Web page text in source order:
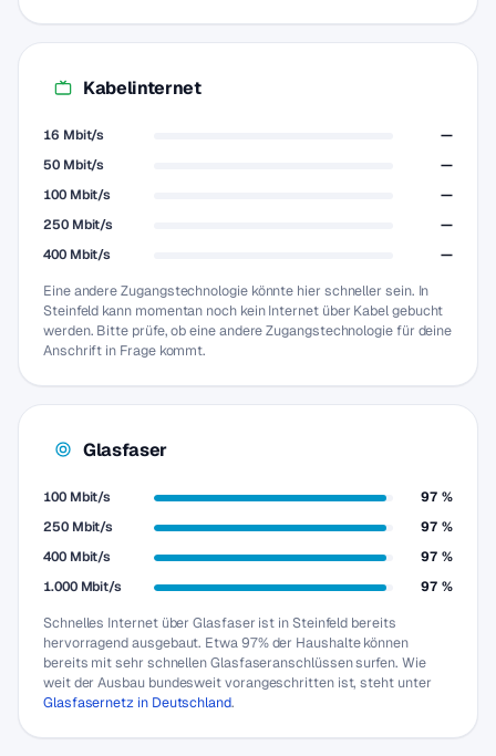
Kabelinternet
16 Mbit/s
—
50 Mbit/s
—
100 Mbit/s
—
250 Mbit/s
—
400 Mbit/s
—
Eine andere Zugangstechnologie könnte hier schneller sein. In
Steinfeld kann momentan noch kein Internet über Kabel gebucht
werden. Bitte prüfe, ob eine andere Zugangstechnologie für deine
Anschrift in Frage kommt.
Glasfaser
100 Mbit/s
97 %
250 Mbit/s
97 %
400 Mbit/s
97 %
1.000 Mbit/s
97 %
Schnelles Internet über Glasfaser ist in Steinfeld bereits
hervorragend ausgebaut. Etwa 97% der Haushalte können
bereits mit sehr schnellen Glasfaseranschlüssen surfen. Wie
weit der Ausbau bundesweit vorangeschritten ist, steht unter
Glasfasernetz in Deutschland.